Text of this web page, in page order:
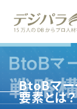
BtoBマー
要素とは